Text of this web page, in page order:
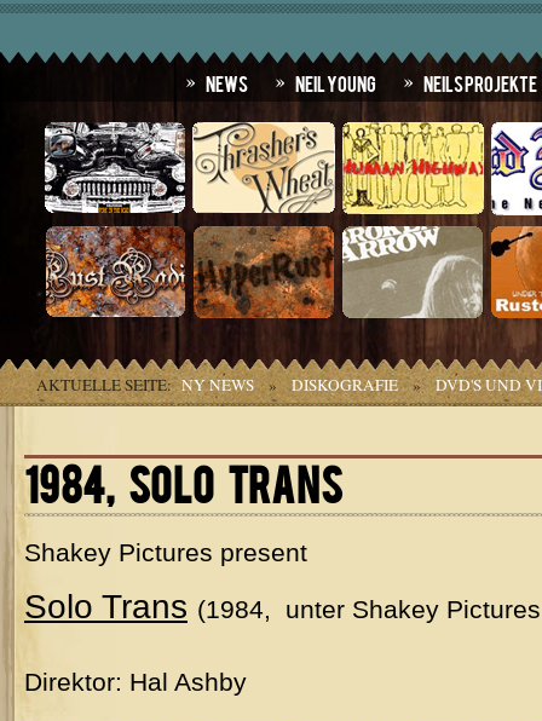
News Neil Young Neils Projekte
AKTUELLE SEITE: NY NEWS » DISKOGRAFIE » DVD'S UND
1984, SOLO TRANS
Shakey Pictures present
Solo Trans (1984, unter Shakey
Direktor: Hal Ashby